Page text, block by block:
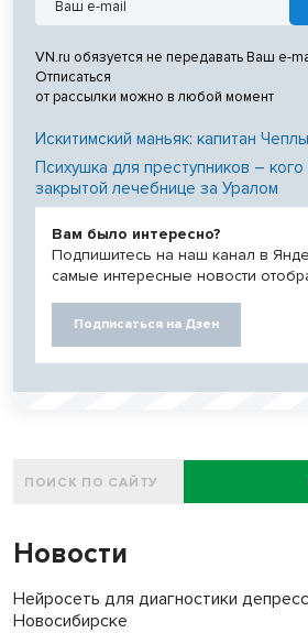
VN.ru обязуется не передавать Ваш e-
Отписаться
от рассылки можно в любой момент
Искитимский маньяк: капитан
Психушка для преступников –
закрытой лечебнице за Уралом
Вам было интересно?
Подпишитесь на наш канал в
самые интересные новости
Подписаться на Дзен
Новости
Нейросеть для диагностики
Новосибирске